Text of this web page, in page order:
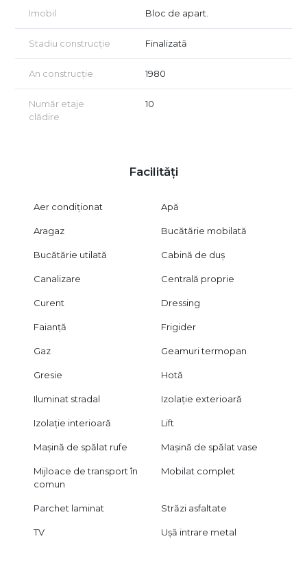
Apartamentul este pregătit pentru mutare imediată, fără
poze.
Se acceptă și schimb cu casă + curte situată pe o rază de
diferența de preț până la valoarea apartamentului.
Imobil Bloc de apart.
Stadiu construcție Finalizată
An construcție 1980
Număr etaje
clădire
10
Facilități
Aer condiționat Apă
Aragaz Bucătărie mobilată
Bucătărie utilată Cabină de duș
Canalizare Centrală proprie
Curent Dressing
Faianță Frigider
Gaz Geamuri termopan
Gresie Hotă
Iluminat stradal Izolație exterioară
Izolație interioară Lift
Mașină de spălat rufe Mașină de spălat vase
Mijloace de transport în
comun
Mobilat complet
Parchet laminat Străzi asfaltate
TV Ușă intrare metal